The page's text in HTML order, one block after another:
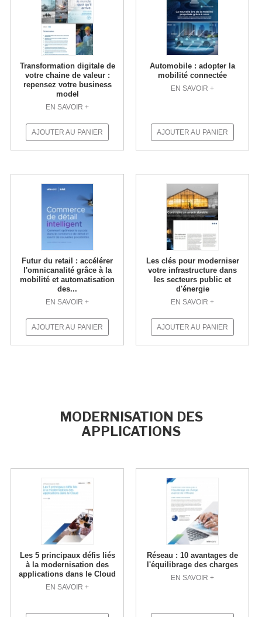
Transformation digitale de
votre chaine de valeur :
repensez votre business
model
EN SAVOIR +
AJOUTER AU PANIER
Automobile : adopter la
mobilité connectée
EN SAVOIR +
AJOUTER AU PANIER
Futur du retail : accélérer
l'omnicanalité grâce à la
mobilité et automatisation
des...
EN SAVOIR +
AJOUTER AU PANIER
Les clés pour moderniser
votre infrastructure dans
les secteurs public et
d'énergie
EN SAVOIR +
AJOUTER AU PANIER
MODERNISATION DES
APPLICATIONS
Les 5 principaux défis liés
à la modernisation des
applications dans le Cloud
EN SAVOIR +
Réseau : 10 avantages de
l'équilibrage des charges
EN SAVOIR +